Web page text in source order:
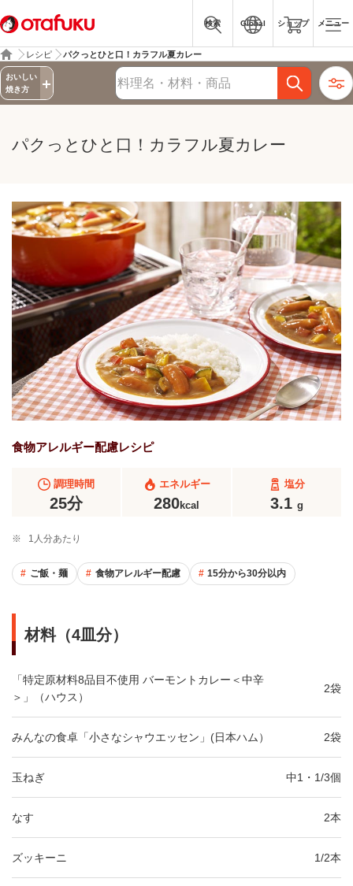
検索 Global ショップ メニュー
レシピ パクっとひと口！カラフル夏カレー
おいしい
焼き方
レシピ検索
パクっとひと口！カラフル夏カレー
食物アレルギー配慮レシピ
調理時間
25分
エネルギー
280kcal
塩分
3.1 g
※ 1人分あたり
ご飯・麺 食物アレルギー配慮 15分から30分以内
材料（4皿分）
「特定原材料8品目不使用 バーモントカレー＜中辛
＞」（ハウス）
2袋
みんなの食卓「小さなシャウエッセン」(日本ハム） 2袋
玉ねぎ 中1・1/3個
なす 2本
ズッキーニ 1/2本